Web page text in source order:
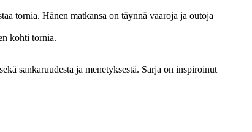
tornia. Hänen matkansa on täynnä vaaroja ja outoja
kohti tornia.
sankaruudesta ja menetyksestä. Sarja on inspiroinut